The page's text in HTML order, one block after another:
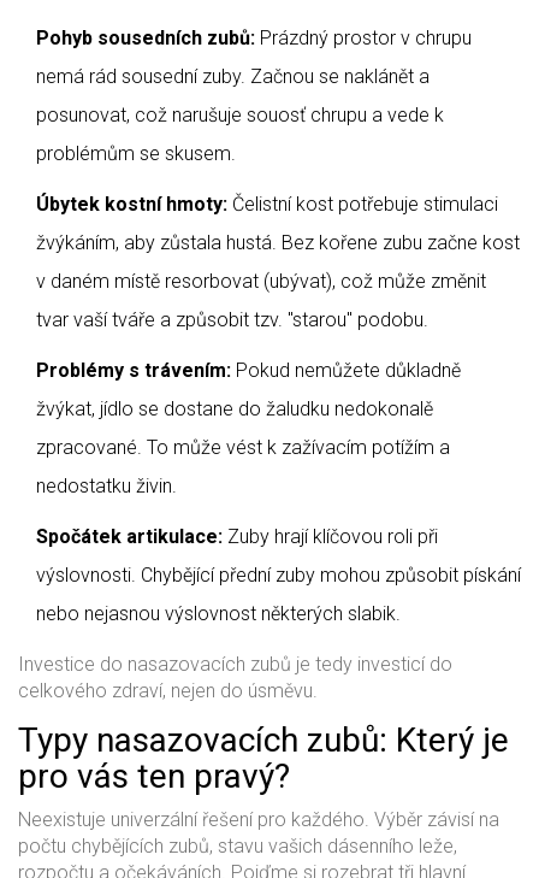
Pohyb sousedních zubů: Prázdný prostor v chrupu
nemá rád sousední zuby. Začnou se naklánět a
posunovat, což narušuje souosť chrupu a vede k
problémům se skusem.
Úbytek kostní hmoty: Čelistní kost potřebuje stimulaci
žvýkáním, aby zůstala hustá. Bez kořene zubu začne kost
v daném místě resorbovat (ubývat), což může změnit
tvar vaší tváře a způsobit tzv. "starou" podobu.
Problémy s trávením: Pokud nemůžete důkladně
žvýkat, jídlo se dostane do žaludku nedokonalě
zpracované. To může vést k zažívacím potížím a
nedostatku živin.
Spočátek artikulace: Zuby hrají klíčovou roli při
výslovnosti. Chybějící přední zuby mohou způsobit pískání
nebo nejasnou výslovnost některých slabik.
Investice do nasazovacích zubů je tedy investicí do
celkového zdraví, nejen do úsměvu.
Typy nasazovacích zubů: Který je
pro vás ten pravý?
Neexistuje univerzální řešení pro každého. Výběr závisí na
počtu chybějících zubů, stavu vašich dásenního leže,
rozpočtu a očekáváních. Pojďme si rozebrat tři hlavní